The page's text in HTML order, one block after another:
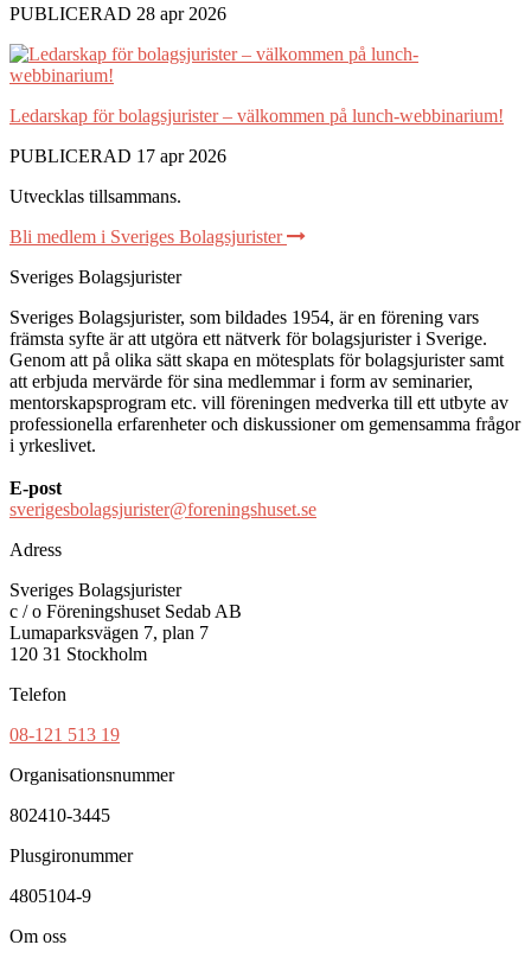
PUBLICERAD 28 apr 2026
Ledarskap för bolagsjurister – välkommen på lunch-webbinarium!
PUBLICERAD 17 apr 2026
Utvecklas tillsammans.
Bli medlem i Sveriges Bolagsjurister
Sveriges Bolagsjurister
Sveriges Bolagsjurister, som bildades 1954, är en förening vars
främsta syfte är att utgöra ett nätverk för bolagsjurister i Sverige.
Genom att på olika sätt skapa en mötesplats för bolagsjurister samt
att erbjuda mervärde för sina medlemmar i form av seminarier,
mentorskapsprogram etc. vill föreningen medverka till ett utbyte av
professionella erfarenheter och diskussioner om gemensamma frågor
i yrkeslivet.
E-post
sverigesbolagsjurister@foreningshuset.se
Adress
Sveriges Bolagsjurister
c / o Föreningshuset Sedab AB
Lumaparksvägen 7, plan 7
120 31 Stockholm
Telefon
08-121 513 19
Organisationsnummer
802410-3445
Plusgironummer
4805104-9
Om oss